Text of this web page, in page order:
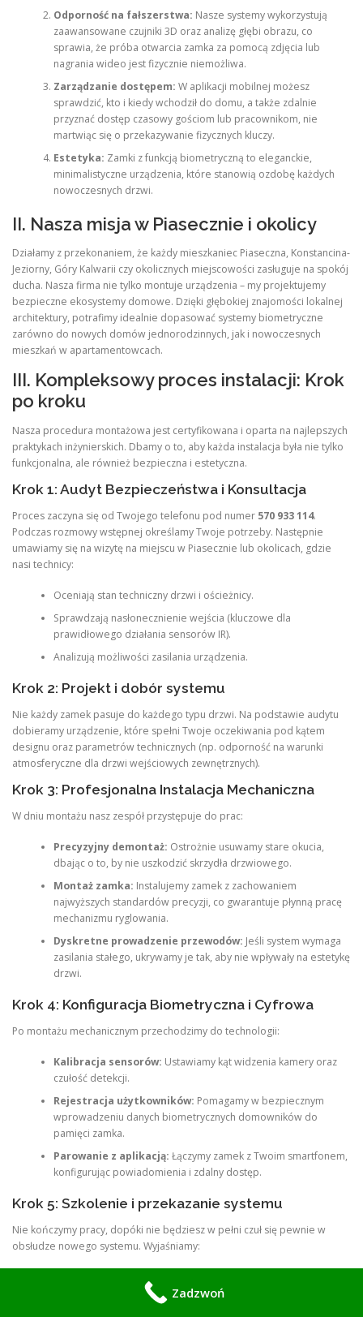
Odporność na fałszerstwa: Nasze systemy wykorzystują
zaawansowane czujniki 3D oraz analizę głębi obrazu, co
sprawia, że próba otwarcia zamka za pomocą zdjęcia lub
nagrania wideo jest fizycznie niemożliwa.
Zarządzanie dostępem: W aplikacji mobilnej możesz
sprawdzić, kto i kiedy wchodził do domu, a także zdalnie
przyznać dostęp czasowy gościom lub pracownikom, nie
martwiąc się o przekazywanie fizycznych kluczy.
Estetyka: Zamki z funkcją biometryczną to eleganckie,
minimalistyczne urządzenia, które stanowią ozdobę każdych
nowoczesnych drzwi.
II. Nasza misja w Piasecznie i okolicy
Działamy z przekonaniem, że każdy mieszkaniec Piaseczna, Konstancina-
Jeziorny, Góry Kalwarii czy okolicznych miejscowości zasługuje na spokój
ducha. Nasza firma nie tylko montuje urządzenia – my projektujemy
bezpieczne ekosystemy domowe. Dzięki głębokiej znajomości lokalnej
architektury, potrafimy idealnie dopasować systemy biometryczne
zarówno do nowych domów jednorodzinnych, jak i nowoczesnych
mieszkań w apartamentowcach.
III. Kompleksowy proces instalacji: Krok
po kroku
Nasza procedura montażowa jest certyfikowana i oparta na najlepszych
praktykach inżynierskich. Dbamy o to, aby każda instalacja była nie tylko
funkcjonalna, ale również bezpieczna i estetyczna.
Krok 1: Audyt Bezpieczeństwa i Konsultacja
Proces zaczyna się od Twojego telefonu pod numer 570 933 114.
Podczas rozmowy wstępnej określamy Twoje potrzeby. Następnie
umawiamy się na wizytę na miejscu w Piasecznie lub okolicach, gdzie
nasi technicy:
Oceniają stan techniczny drzwi i ościeżnicy.
Sprawdzają nasłonecznienie wejścia (kluczowe dla
prawidłowego działania sensorów IR).
Analizują możliwości zasilania urządzenia.
Krok 2: Projekt i dobór systemu
Nie każdy zamek pasuje do każdego typu drzwi. Na podstawie audytu
dobieramy urządzenie, które spełni Twoje oczekiwania pod kątem
designu oraz parametrów technicznych (np. odporność na warunki
atmosferyczne dla drzwi wejściowych zewnętrznych).
Krok 3: Profesjonalna Instalacja Mechaniczna
W dniu montażu nasz zespół przystępuje do prac:
Precyzyjny demontaż: Ostrożnie usuwamy stare okucia,
dbając o to, by nie uszkodzić skrzydła drzwiowego.
Montaż zamka: Instalujemy zamek z zachowaniem
najwyższych standardów precyzji, co gwarantuje płynną pracę
mechanizmu ryglowania.
Dyskretne prowadzenie przewodów: Jeśli system wymaga
zasilania stałego, ukrywamy je tak, aby nie wpływały na estetykę
drzwi.
Krok 4: Konfiguracja Biometryczna i Cyfrowa
Po montażu mechanicznym przechodzimy do technologii:
Kalibracja sensorów: Ustawiamy kąt widzenia kamery oraz
czułość detekcji.
Rejestracja użytkowników: Pomagamy w bezpiecznym
wprowadzeniu danych biometrycznych domowników do
pamięci zamka.
Parowanie z aplikacją: Łączymy zamek z Twoim smartfonem,
konfigurując powiadomienia i zdalny dostęp.
Krok 5: Szkolenie i przekazanie systemu
Nie kończymy pracy, dopóki nie będziesz w pełni czuł się pewnie w
obsłudze nowego systemu. Wyjaśniamy:
warunkach oświetleniowych.Zadzwoń